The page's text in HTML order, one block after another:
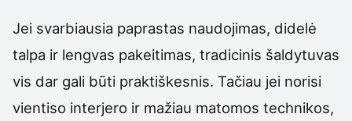
Jei svarbiausia paprastas naudojimas, didelė
talpa ir lengvas pakeitimas, tradicinis šaldytuvas
vis dar gali būti praktiškesnis. Tačiau jei norisi
vientiso interjero ir mažiau matomos technikos,